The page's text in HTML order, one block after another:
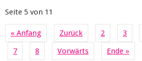
Seite 5 von 11
« Anfang Zurück 2 3
7
8 Vorwärts Ende »